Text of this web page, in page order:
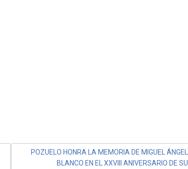
POZUELO HONRA LA MEMORIA DE MIGUEL ÁNGEL
BLANCO EN EL XXVIII ANIVERSARIO DE SU